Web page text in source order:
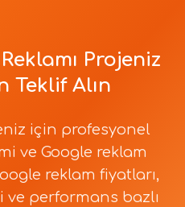
Projeniz
Teklif Alın
için profesyonel
ve Google reklam
reklam fiyatları,
ve performans bazlı